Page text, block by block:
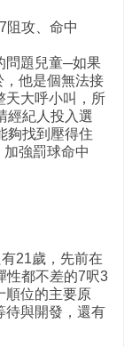
阻攻、命中
問題兒童─如果
他是個無法接
天大呼小叫，所
經紀人投入選
夠找到壓得住
強罰球命中
21歲，先前在
性都不差的7呎3
順位的主要原
待與開發，還有